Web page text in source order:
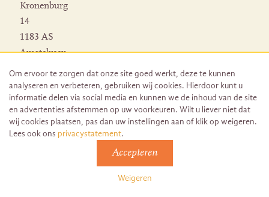
Kronenburg
14
1183 AS
Amstelveen
Herroeping
bestelling
© 2026 Uitgeverij Juwelenschip. Duurzaam ontwikkeld door
Go2People
Algemene voorwaarden | Sitemap
Om ervoor te zorgen dat onze site goed werkt, deze te kunnen
analyseren en verbeteren, gebruiken wij cookies. Hierdoor kunt u
informatie delen via social media en kunnen we de inhoud van de site
en advertenties afstemmen op uw voorkeuren. Wilt u liever niet dat
wij cookies plaatsen, pas dan uw instellingen aan of klik op weigeren.
Lees ook ons privacystatement.
Accepteren
Weigeren